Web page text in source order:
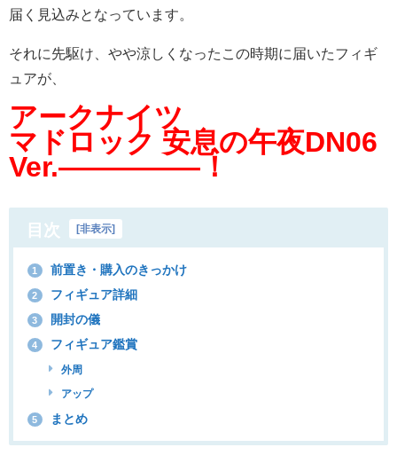
届く見込みとなっています。
それに先駆け、やや涼しくなったこの時期に届いたフィギ
ュアが、
アークナイツ
マドロック 安息の午夜DN06
Ver.—————！
目次 [非表示]
1 前置き・購入のきっかけ
2 フィギュア詳細
3 開封の儀
4 フィギュア鑑賞
外周
アップ
5 まとめ